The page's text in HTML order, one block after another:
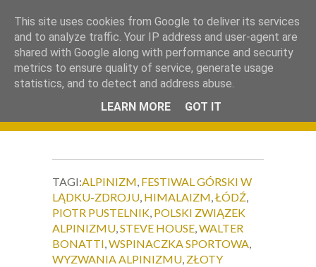
Okiem Obiektywu.
TAGI:ALPINIZM, FESTIWAL GÓRSKI W
LĄDKU-ZDROJU, HIMALAIZM,ŁÓDŹ,
PIOTR PUSTELNIK, POLSKI ZWIĄZEK
ALPINIZMU,STEVE HOUSE,WALTER
BONATTI,WSPINACZKA SPORTOWA,
WYZWANIA ALPINIZMU, ZŁOTY
This site uses cookies from Google to deliver its services
and to analyze traffic. Your IP address and user-agent are
shared with Google along with performance and security
metrics to ensure quality of service, generate usage
statistics, and to detect and address abuse.
LEARN MORE
GOT IT